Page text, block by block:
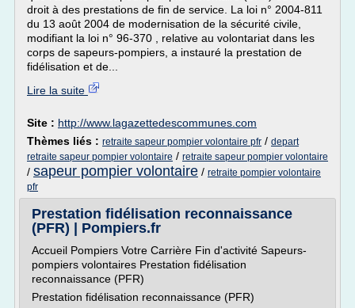
droit à des prestations de fin de service. La loi n° 2004-811
du 13 août 2004 de modernisation de la sécurité civile,
modifiant la loi n° 96-370 , relative au volontariat dans les
corps de sapeurs-pompiers, a instauré la prestation de
fidélisation et de...
Lire la suite
Site : http://www.lagazettedescommunes.com
Thèmes liés : retraite sapeur pompier volontaire pfr / depart
retraite sapeur pompier volontaire / retraite sapeur pompier volontaire
/ sapeur pompier volontaire / retraite pompier volontaire
pfr
Prestation fidélisation reconnaissance
(PFR) | Pompiers.fr
Accueil Pompiers Votre Carrière Fin d'activité Sapeurs-
pompiers volontaires Prestation fidélisation
reconnaissance (PFR)
Prestation fidélisation reconnaissance (PFR)